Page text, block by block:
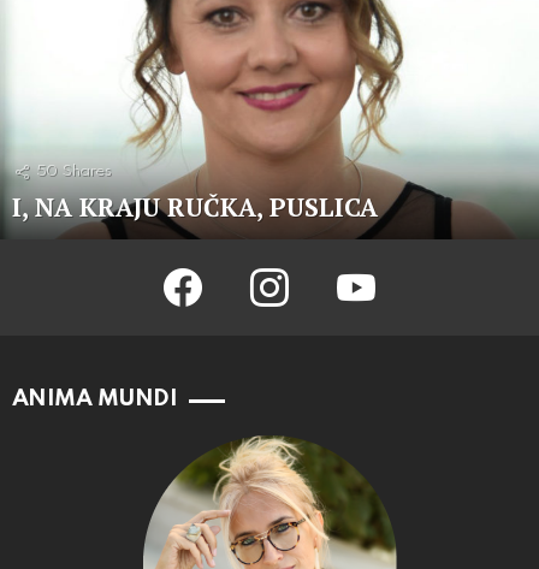
50 Shares
I, NA KRAJU RUČKA, PUSLICA
facebook instagram youtube
ANIMA MUNDI